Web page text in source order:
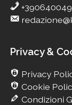
Privacy &
Privacy
Cookie
Condizioni